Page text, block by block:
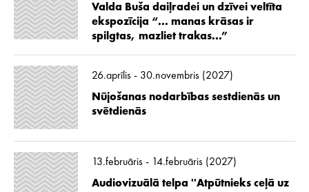
Valda Buša daiļradei un dzīvei veltīta
ekspozīcija “... manas krāsas ir
spilgtas, mazliet trakas...”
26.aprīlis - 30.novembris (2027)
Nūjošanas nodarbības sestdienās un
svētdienās
13.februāris - 14.februāris (2027)
Audiovizuālā telpa ''Atpūtnieks ceļā uz